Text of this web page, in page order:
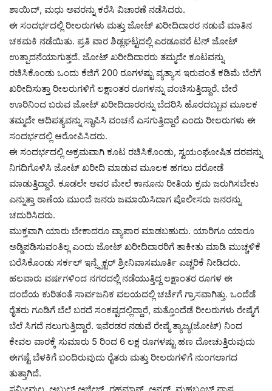
ಶಾಯಿದ್, ಮಧು ಅವರನ್ನು ಕರೆಸಿ ವಿಚಾರಣೆ ನಡೆಸಿದರು.
ಈ ಸಂದರ್ಭದಲ್ಲಿ ರೀಲರುಗಳು ಮತ್ತು ಜೋಟ್ ಖರೀದಿದಾರರ ನಡುವೆ ಮಾತಿನ
ಚಕಮಕಿ ನಡೆಯಿತು. ಪ್ರತಿ ವಾರ ಶಿಡ್ಲಘಟ್ಟದಲ್ಲಿ ಎರಡೂವರೆ ಟನ್ ಜೋಟ್
ಉತ್ಪಾದನೆಯಾಗುತ್ತದೆ. ಜೋಟ್ ಖರೀದಿದಾರರು ತಮ್ಮದೇ ಕೂಟವನ್ನು
ರಚಿಸಿಕೊಂಡು ಒಂದು ಕೆಜಿಗೆ 200 ರೂಗಳಷ್ಟು ವ್ಯತ್ಯಾಸ ಇರುವಂತೆ ಕಡಿಮೆ ಬೆಲೆಗೆ
ಖರೀದಿಸುತ್ತಾ ರೀಲರುಗಳಿಗೆ ಲಕ್ಷಾಂತರ ರೂಗಳನ್ನು ವಂಚಿಸುತ್ತಿದ್ದಾರೆ. ಬೇರೆ
ಊರಿನಿಂದ ಬರುವ ಜೋಟ್ ಖರೀದಿದಾರರನ್ನು ಬೆದರಿಸಿ ಹೊರದಬ್ಬುವ ಮೂಲಕ
ತಮ್ಮದೇ ಆದಿಪತ್ಯವನ್ನು ಸ್ಥಾಪಿಸಿ ವಂಚನೆ ಎಸಗುತ್ತಿದ್ದಾರೆ ಎಂದು ರೀಲರುಗಳು ಈ
ಸಂದರ್ಭದಲ್ಲಿ ಆರೋಪಿಸಿದರು.
ಈ ಸಂದರ್ಭದಲ್ಲಿ ಅಕ್ರಮವಾಗಿ ಕೂಟ ರಚಿಸಿಕೊಂಡು, ಸ್ವಯಂಘೋಷಿತ ದರವನ್ನು
ನಿಗದಿಗೊಳಿಸಿ ಜೋಟ್ ಖರೀದಿ ಮಾಡುವ ಮೂಲಕ ಹಗಲು ದರೋಡೆ
ಮಾಡುತ್ತಿದ್ದಾರೆ. ಕೂಡಲೇ ಅವರ ಮೇಲೆ ಕಾನೂನು ರೀತಿಯ ಕ್ರಮ ಜರುಗಿಸಬೇಕು
ಎನ್ನುತ್ತಾ ಠಾಣೆಯ ಮುಂದೆ ಜನರು ಜಮಾಯಿಸಿದಾಗ ಪೊಲೀಸರು ಜನರನ್ನು
ಚದುರಿಸಿದರು.
ಮುಕ್ತವಾಗಿ ಯಾರು ಬೇಕಾದರೂ ವ್ಯಾಪಾರ ಮಾಡಬಹುದು. ಯಾರಿಗೂ ಯಾರೂ
ಅಡ್ಡಿಪಡಿಸುವಂತಿಲ್ಲ ಎಂದು ಜೋಟ್ ಖರೀದಿದಾರರಿಗೆ ತಾಕೀತು ಮಾಡಿ ಮುಚ್ಚಳಿಕೆ
ಬರೆಸಿಕೊಂಡು ಸರ್ಕಲ್ ಇನ್ಸ್ಪೆಕ್ಟರ್ ಶ್ರೀನಿವಾಸಮೂರ್ತಿ ಎಚ್ಚರಿಕೆ ನೀಡಿದರು.
ಹಲವಾರು ವರ್ಷಗಳಿಂದ ನಗರದಲ್ಲಿ ನಡೆಯುತ್ತಿದ್ದ ಲಕ್ಷಾಂತರ ರೂಗಳ ಈ
ದಂದೆಯ ಕುರಿತಂತೆ ಸಾರ್ವಜನಿಕ ವಲಯದಲ್ಲಿ ಚರ್ಚೆಗೆ ಗ್ರಾಸವಾಗಿತ್ತು. ಒಂದೆಡೆ
ರೈತರು ಗೂಡಿಗೆ ಬೆಲೆ ಬರದೆ ಸಂಕಷ್ಟದಲ್ಲಿದ್ದಾರೆ, ಮತ್ತೊಂದೆಡೆ ರೀಲರುಗಳು ರೇಷ್ಮೆಗೆ
ಬೆಲೆ ಸಿಗದೆ ನಲುಗುತ್ತಿದ್ದಾರೆ. ಇವೆರಡರ ನಡುವೆ ರೇಷ್ಮೆ ತ್ಯಾಜ್ಯ(ಜೋಟ್) ನಿಂದ
ಕೇವಲ ವಾರಕ್ಕೆ ಸುಮಾರು 5 ರಿಂದ 6 ಲಕ್ಷ ರೂಗಳಷ್ಟು ಹಣ ದೋಚುತ್ತಿರುವುದು
ಈಗಷ್ಟೆ ಬೆಳಕಿಗೆ ಬಂದಿರುವುದು ರೈತರು ಮತ್ತು ರೀಲರುಗಳಿಗೆ ನುಂಗಲಾಗದ
ತುತ್ತಾಗಿದೆ.